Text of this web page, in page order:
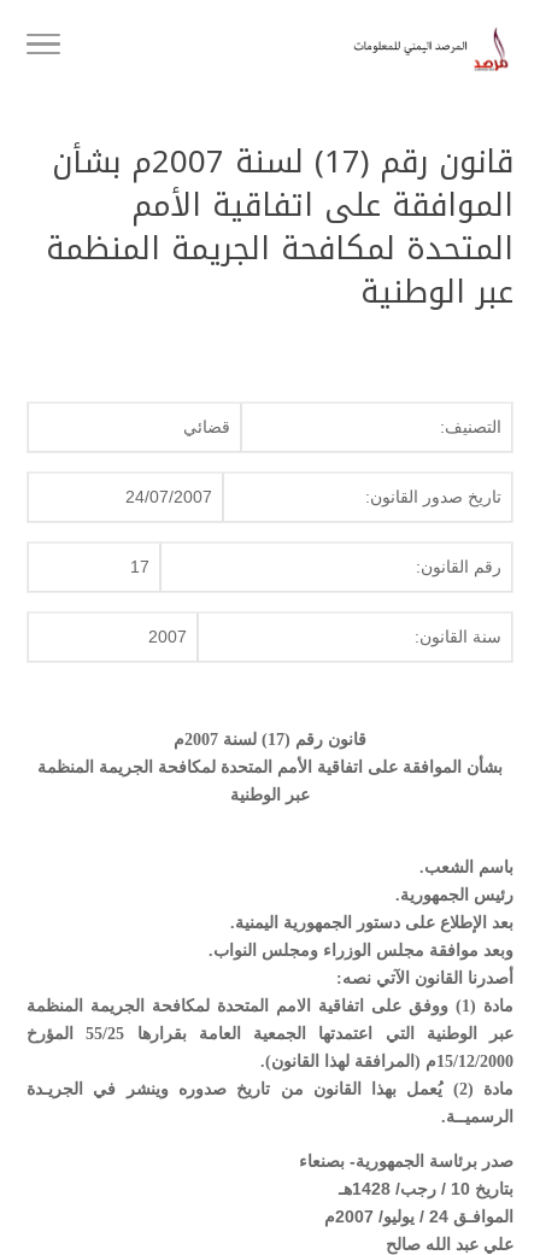
قانون رقم (17) لسنة 2007م بشأن
الموافقة على اتفاقية الأمم
المتحدة لمكافحة الجريمة المنظمة
عبر الوطنية
التصنيف: قضائي
تاريخ صدور القانون: 24/07/2007
رقم القانون: 17
سنة القانون: 2007
قانون رقم (17) لسنة 2007م
بشأن الموافقة على اتفاقية الأمم المتحدة لمكافحة الجريمة المنظمة
عبر الوطنية
باسم الشعب.
رئيس الجمهورية.
بعد الإطلاع على دستور الجمهورية اليمنية.
وبعد موافقة مجلس الوزراء ومجلس النواب.
أصدرنا القانون الآتي نصه:
مادة (1) ووفق على اتفاقية الامم المتحدة لمكافحة الجريمة المنظمة
عبر الوطنية التي اعتمدتها الجمعية العامة بقرارها 55/25 المؤرخ
15/12/2000م (المرافقة لهذا القانون).
مادة (2) يُعمل بهذا القانون من تاريخ صدوره وينشر في الجريـدة
الرسميــة.
صدر برئاسة الجمهورية- بصنعاء
بتاريخ 10 / رجب/ 1428هـ
الموافـق 24 / يوليو/ 2007م
علي عبد الله صالح